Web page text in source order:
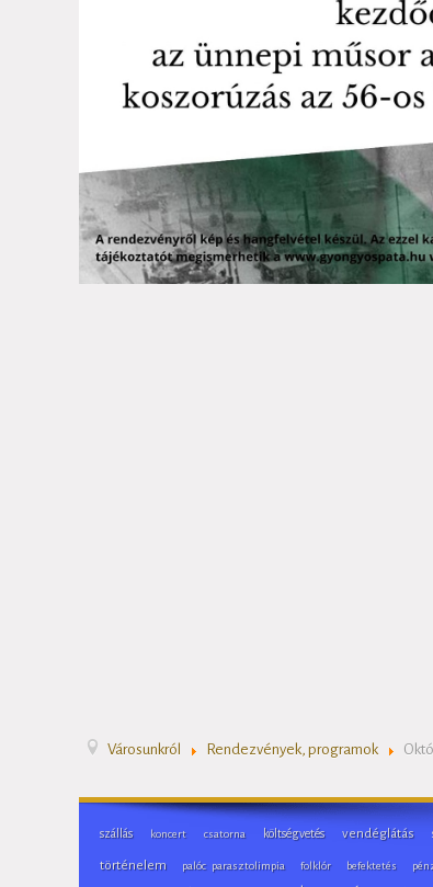
Városunkról Rendezvények, programok
szállás koncert csatorna költségvetés vendéglátás
történelem palóc parasztolimpia folklór befektetés